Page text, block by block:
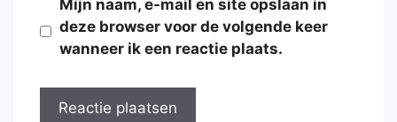
Mijn naam, e-mail en site opslaan in
deze browser voor de volgende keer
wanneer ik een reactie plaats.